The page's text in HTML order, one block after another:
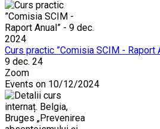
Curs practic ”Comisia SCIM - Raport
9 dec. 24
Zoom
Events on 10/12/2024